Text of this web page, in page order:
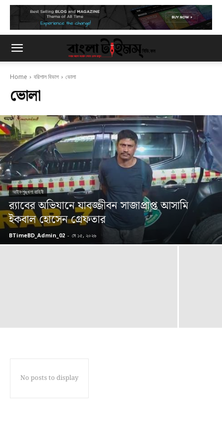
Home বরিশাল বিভাগ ভোলা
ভোলা
আইন-শৃঙ্খলা বাহিনী
র‍্যাবের অভিযানে যাবজ্জীবন সাজাপ্রাপ্ত আসামি
ইকবাল হোসেন গ্রেফতার
BTimeBD_Admin_02 - মে ১৫, ২০২৬
No posts to display